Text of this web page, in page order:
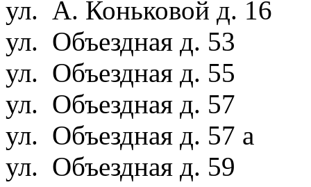
ул. А. Коньковой д. 16
ул. Объездная д. 53
ул. Объездная д. 55
ул. Объездная д. 57
ул. Объездная д. 57 а
ул. Объездная д. 59